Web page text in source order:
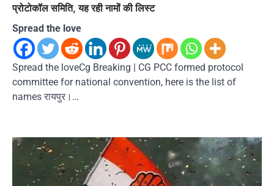
प्रोटोकॉल समिति, यह रही नामों की लिस्ट
Spread the love
Spread the loveCg Breaking | CG PCC formed protocol
committee for national convention, here is the list of
names रायपुर।…